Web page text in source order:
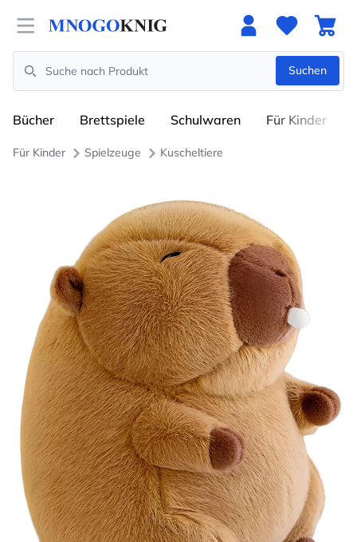
Open menu
Search
Suchen
Bücher Brettspiele Schulwaren Für Kinder
Für Kinder Spielzeuge Kuscheltiere